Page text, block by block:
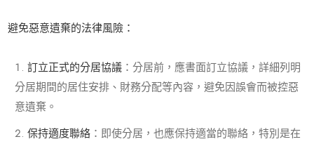
避免惡意遺棄的法律風險：
訂立正式的分居協議 ：分居前，應書面訂立協議，詳細列明
分居期間的居住安排、財務分配等內容，避免因誤會而被控惡
意遺棄。
保持適度聯絡 ：即使分居，也應保持適當的聯絡，特別是在